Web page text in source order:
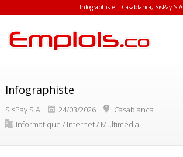
Infographiste – Casablanca, SisPay S.A
Infographiste
SisPay S.A 24/03/2026
Casablanca
Informatique / Internet / Multimédia